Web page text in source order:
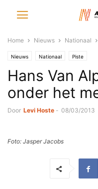
Home Nieuws Nationaal
Nieuws Nationaal Piste
Hans Van
onder het
Door Levi Hoste - 08/03/2013
Foto: Jasper Jacobs